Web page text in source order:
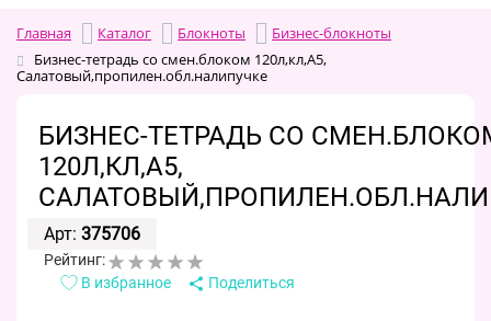
Главная Каталог Блокноты
Бизнес-блокноты
Бизнес-тетрадь со смен.блоком 120л,кл,А5,
Салатовый,пропилен.обл.налипучке
БИЗНЕС-ТЕТРАДЬ СО
120Л,КЛ,А5,
Арт: 375706
Рейтинг:
В избранное
Поделиться